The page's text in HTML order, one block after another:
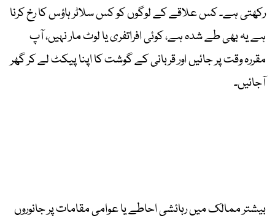
رکھتی ہے۔ کس علاقے کے لوگوں کو کس سلاٹر ہاؤس کا رخ کرنا
ہے یہ بھی طے شدہ ہے، کوئی افراتفری یا لوٹ مار نہیں، آپ
مقررہ وقت پر جائیں اور قربانی کے گوشت کا اپنا پیکٹ لے کر گھر
آجائیں۔
بیشتر ممالک میں رہائشی احاطے یا عوامی مقامات پر جانوروں